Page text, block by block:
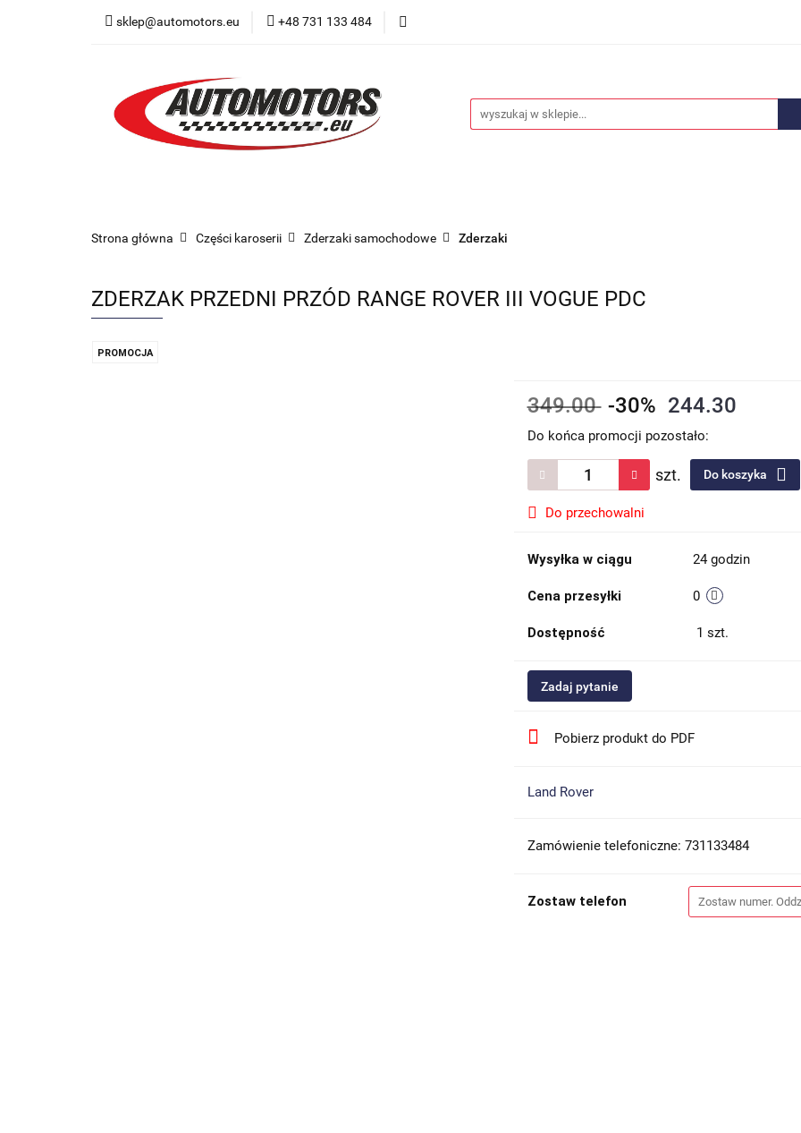
sklep@automotors.eu +48 731 133 484
Części samochodowe
Car audio Nowości
Strona główna Części karoserii Zderzaki samochodowe Zderzaki
ZDERZAK PRZEDNI PRZÓD RANGE ROVER III VOGUE PDC
PROMOCJA
349.00 -30% 244.30
Do końca promocji pozostało:
szt. Do koszyka
Do przechowalni
Wysyłka w ciągu 24 godzin
Cena przesyłki 0
Dostępność 1 szt.
Zadaj pytanie
Pobierz produkt do PDF
Land Rover
Zamówienie telefoniczne: 731133484
Zostaw telefon